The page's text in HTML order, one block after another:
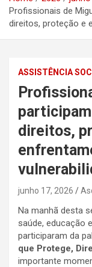
Profissionais de
direitos, proteção e
ASSISTÊNCIA
direitos,
junho 17, 2026
Na manhã desta
saúde, educação
participaram da
que Protege,
importante